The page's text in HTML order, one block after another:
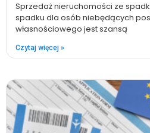
Sprzedaż nieruchomości ze
spadku dla osób niebędących
własnościowego jest szansą
Czytaj więcej »